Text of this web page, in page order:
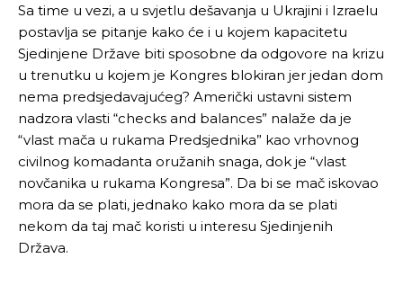
Pusti priču da živi!
Ovim putem želimo da vam se zahvalimo što ste
odlučili da pustite Vašu priču da živi, Redakcija
Objavi.ba
Pusti priču da živi!
Ovim putem želimo da vam se zahvalimo što ste
odlučili da pustite Vašu priču da živi, Redakcija
Objavi.ba
Sa time u vezi, a u svjetlu dešavanja u Ukrajini i Izraelu
postavlja se pitanje kako će i u kojem kapacitetu
Sjedinjene Države biti sposobne da odgovore na krizu
u trenutku u kojem je Kongres blokiran jer jedan dom
nema predsjedavajućeg? Američki ustavni sistem
nadzora vlasti “checks and balances” nalaže da je
“vlast mača u rukama Predsjednika” kao vrhovnog
civilnog komadanta oružanih snaga, dok je “vlast
novčanika u rukama Kongresa”. Da bi se mač iskovao
mora da se plati, jednako kako mora da se plati
nekom da taj mač koristi u interesu Sjedinjenih
Država.